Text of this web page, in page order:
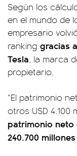
Según los
en el mundo de
empresario
ranking gracias
Tesla, la marca
propietario.
“El patrimonio
otros USD 4.100
patrimonio neto
240.700